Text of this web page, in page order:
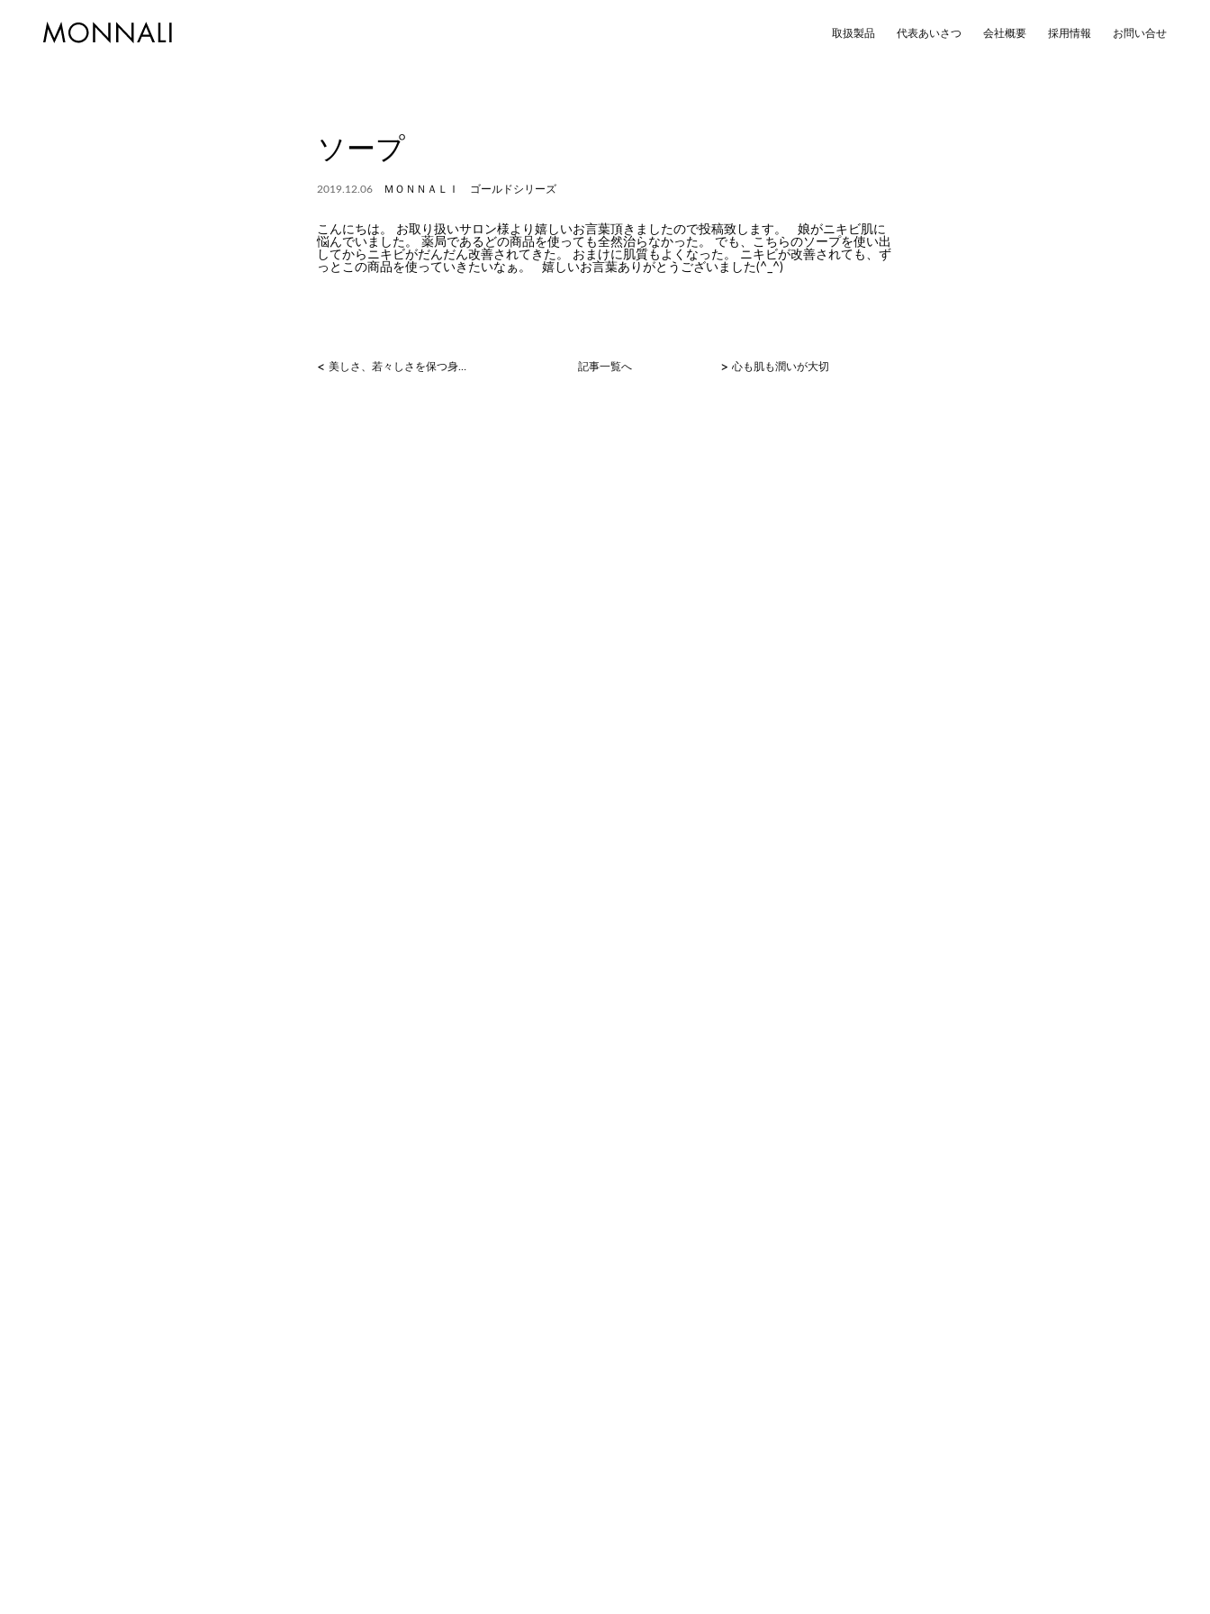
取扱製品 代表あいさつ 会社概要 採用情報 お問い合せ
ソープ
2019.12.06 ＭＯＮＮＡＬＩ ゴールドシリーズ
こんにちは。 お取り扱いサロン様より嬉しいお言葉頂きましたので投稿致します。 娘がニキビ肌に
悩んでいました。 薬局であるどの商品を使っても全然治らなかった。 でも、こちらのソープを使い出
してからニキビがだんだん改善されてきた。 おまけに肌質もよくなった。 ニキビが改善されても、ず
っとこの商品を使っていきたいなぁ。 嬉しいお言葉ありがとうございました(^_^)
< 美しさ、若々しさを保つ身体の土台を作る！！ 記事一覧へ > 心も肌も潤いが大切